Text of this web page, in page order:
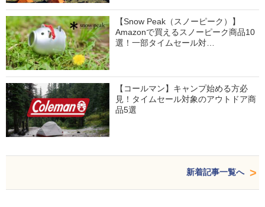
【Snow Peak（スノーピーク）】
Amazonで買えるスノーピーク商品10
選！一部タイムセール対…
【コールマン】キャンプ始める方必
見！タイムセール対象のアウトドア商
品5選
新着記事一覧へ